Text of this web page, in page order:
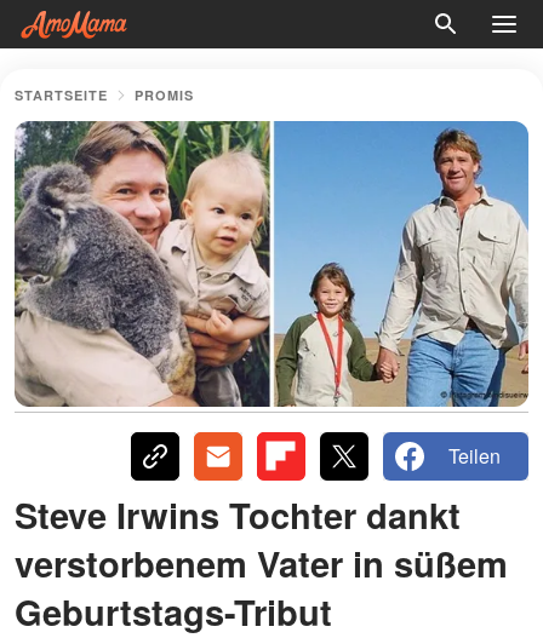
STARTSEITE PROMIS
Teilen
Steve Irwins Tochter dankt
verstorbenem Vater in süßem
Geburtstags-Tribut